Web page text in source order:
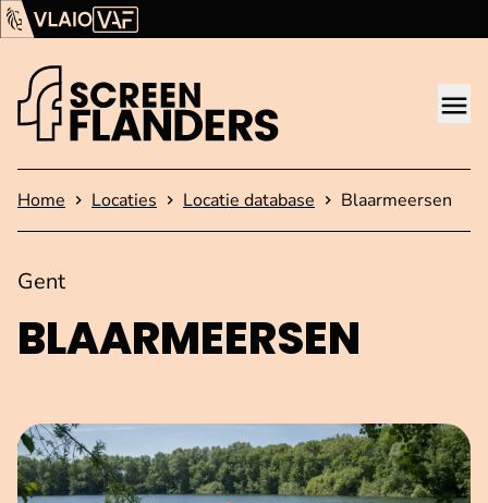
Ga verder naar de inhoud
Vlaams Audiovisueel Fonds (VAF)
Startpagina
Home Locaties Locatie database Blaarmeersen
BLAARMEERSEN
Gent
Open afbeelding in popup